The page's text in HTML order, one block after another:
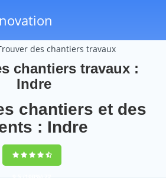
des chantiers travaux
chantiers travaux :
Indre
chantiers et des
: Indre
9,5(100%)72